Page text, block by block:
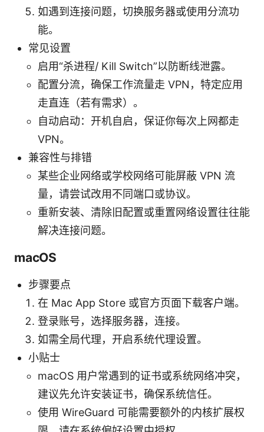
如遇到连接问题，切换服务器或使用分流功
能。
常见设置
启用“杀进程/ Kill Switch”以防断线泄露。
配置分流，确保工作流量走 VPN，特定应用
走直连（若有需求）。
自动启动：开机自启，保证你每次上网都走
VPN。
兼容性与排错
某些企业网络或学校网络可能屏蔽 VPN 流
量，请尝试改用不同端口或协议。
重新安装、清除旧配置或重置网络设置往往能
解决连接问题。
macOS
步骤要点
在 Mac App Store 或官方页面下载客户端。
登录账号，选择服务器，连接。
如需全局代理，开启系统代理设置。
小贴士
macOS 用户常遇到的证书或系统网络冲突，
建议先允许安装证书，确保系统信任。
使用 WireGuard 可能需要额外的内核扩展权